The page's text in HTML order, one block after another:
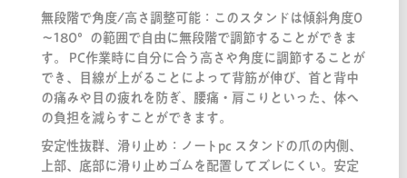
無段階で角度/高さ調整可能：このスタンドは傾斜角度0
～180°の範囲で自由に無段階で調節することができま
す。 PC作業時に自分に合う高さや角度に調節することが
でき、目線が上がることによって背筋が伸び、首と背中
の痛みや目の疲れを防ぎ、腰痛・肩こりといった、体へ
の負担を減らすことができます。
安定性抜群、滑り止め：ノートpc スタンドの爪の内側、
上部、底部に滑り止めゴムを配置してズレにくい。安定